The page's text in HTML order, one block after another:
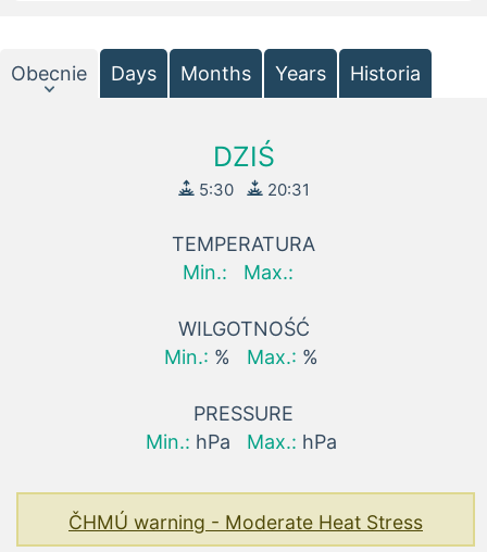
Obecnie Days Months Years Historia
DZIŚ
5:30 20:31
TEMPERATURA
Min.:
Max.:
WILGOTNOŚĆ
Min.: % Max.: %
PRESSURE
Min.: hPa Max.: hPa
ČHMÚ warning - Moderate Heat Stress